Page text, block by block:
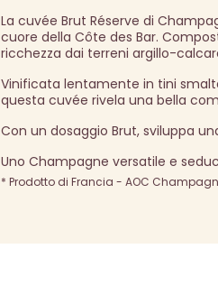
La cuvée Brut Réserve di
cuore della Côte des Bar.
ricchezza dai terreni argillo-
Vinificata lentamente in tini
questa cuvée rivela una bella
Con un dosaggio Brut, sviluppa
Uno Champagne versatile e
* Prodotto di Francia - AOC